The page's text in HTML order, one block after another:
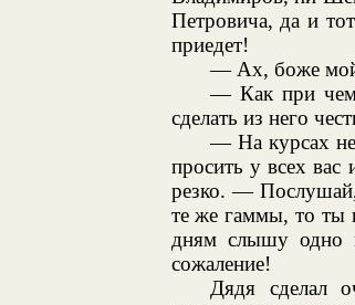
Петровича, да и
приедет!
— Ах, боже
— Как при
сделать из него
— На курсах не
просить у всех
резко. —
те же гаммы, то ты
дням слышу одно
сожаление!
Дядя сделал